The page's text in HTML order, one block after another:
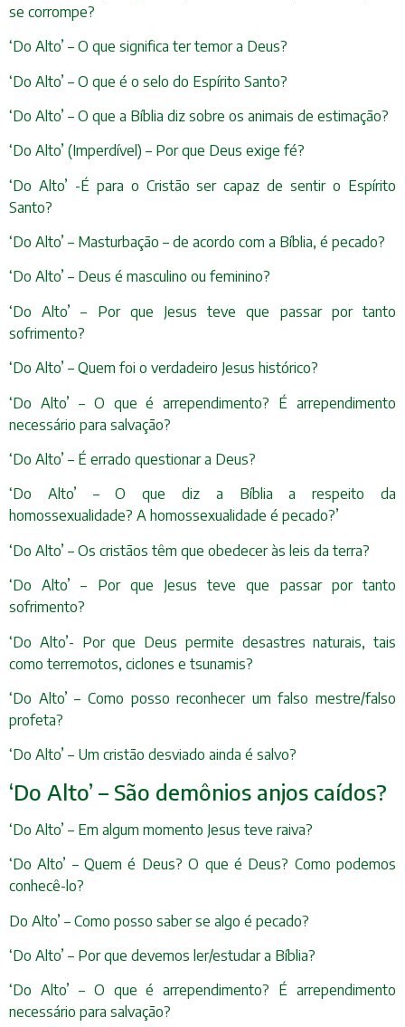
se corrompe?
‘Do Alto’ – O que significa ter temor a Deus?
‘Do Alto’ – O que é o selo do Espírito Santo?
‘Do Alto’ – O que a Bíblia diz sobre os animais de estimação?
‘Do Alto’ (Imperdível) – Por que Deus exige fé?
‘Do Alto’ -É para o Cristão ser capaz de sentir o Espírito
Santo?
‘Do Alto’ – Masturbação – de acordo com a Bíblia, é pecado?
‘Do Alto’ – Deus é masculino ou feminino?
‘Do Alto’ – Por que Jesus teve que passar por tanto
sofrimento?
‘Do Alto’ – Quem foi o verdadeiro Jesus histórico?
‘Do Alto’ – O que é arrependimento? É arrependimento
necessário para salvação?
‘Do Alto’ – É errado questionar a Deus?
‘Do Alto’ – O que diz a Bíblia a respeito da
homossexualidade? A homossexualidade é pecado?’
‘Do Alto’ – Os cristãos têm que obedecer às leis da terra?
‘Do Alto’ – Por que Jesus teve que passar por tanto
sofrimento?
‘Do Alto’- Por que Deus permite desastres naturais, tais
como terremotos, ciclones e tsunamis?
‘Do Alto’ – Como posso reconhecer um falso mestre/falso
profeta?
‘Do Alto’ – Um cristão desviado ainda é salvo?
‘Do Alto’ – São demônios anjos caídos?
‘Do Alto’ – Em algum momento Jesus teve raiva?
‘Do Alto’ – Quem é Deus? O que é Deus? Como podemos
conhecê-lo?
Do Alto’ – Como posso saber se algo é pecado?
‘Do Alto’ – Por que devemos ler/estudar a Bíblia?
‘Do Alto’ – O que é arrependimento? É arrependimento
necessário para salvação?